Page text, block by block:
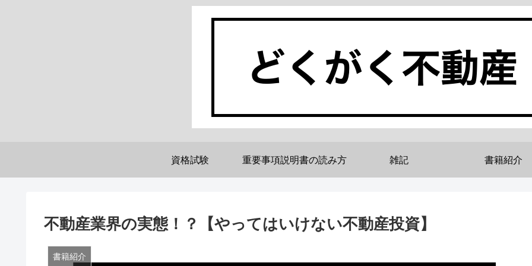
資格試験 重要事項説明書の読み方 雑記 書籍紹介
不動産業界の実態！？【やってはいけない不動産投資】
書籍紹介